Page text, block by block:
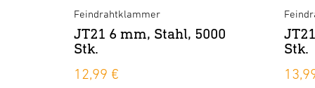
Feindrahtklammer
JT21 6 mm, Stahl, 5000
Stk.
12,99 €
Stk.